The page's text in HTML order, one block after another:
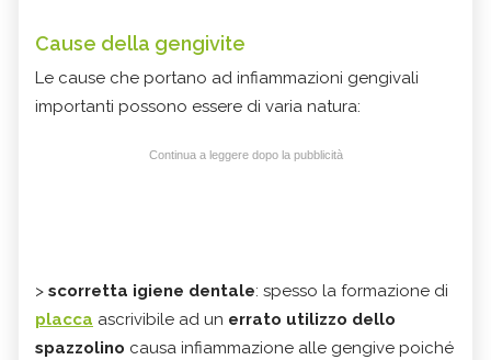
Cause della gengivite
Le cause che portano ad infiammazioni gengivali
importanti possono essere di varia natura:
Continua a leggere dopo la pubblicità
> scorretta igiene dentale: spesso la formazione di
placca ascrivibile ad un errato utilizzo dello
spazzolino causa infiammazione alle gengive poiché